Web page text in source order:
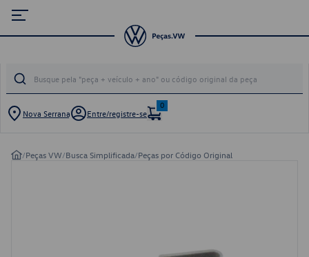
Nova Serrana Entre/registre-se
0
/Peças VW/Busca Simplificada/Peças por Código Original